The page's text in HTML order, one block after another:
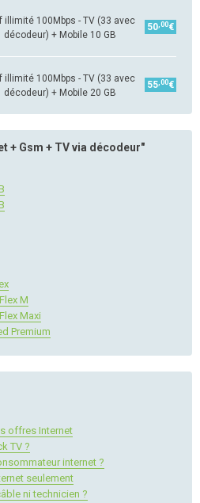
illimité 100Mbps - TV (33 avec
décodeur) + Mobile 10 GB
50 ,00€
illimité 100Mbps - TV (33 avec
décodeur) + Mobile 20 GB
55 ,00€
+ Gsm + TV via décodeur"
M
Maxi
Premium
offres Internet
TV ?
internet ?
seulement
ni technicien ?